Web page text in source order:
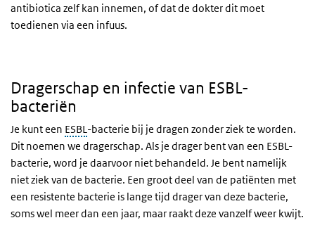
antibiotica zelf kan innemen, of dat de dokter dit moet
toedienen via een infuus.
Dragerschap en infectie van ESBL-
bacteriën
Je kunt een ESBL-bacterie bij je dragen zonder ziek te worden.
Dit noemen we dragerschap. Als je drager bent van een ESBL-
bacterie, word je daarvoor niet behandeld. Je bent namelijk
niet ziek van de bacterie. Een groot deel van de patiënten met
een resistente bacterie is lange tijd drager van deze bacterie,
soms wel meer dan een jaar, maar raakt deze vanzelf weer kwijt.